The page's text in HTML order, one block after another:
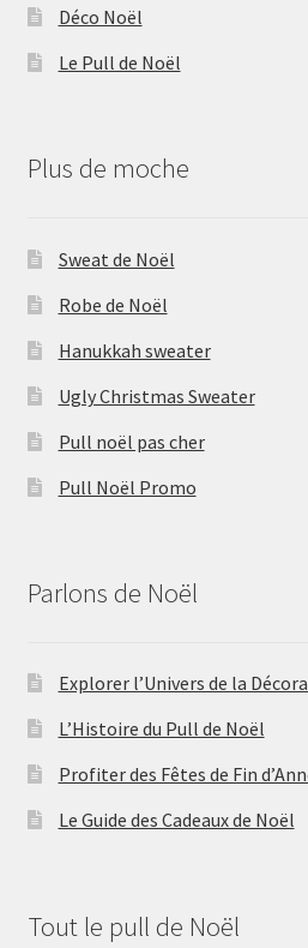
Déco Noël
Le Pull de Noël
Plus de moche
Sweat de Noël
Robe de Noël
Hanukkah sweater
Ugly Christmas Sweater
Pull noël pas cher
Pull Noël Promo
Parlons de Noël
Explorer l’Univers de la
L’Histoire du Pull de Noël
Profiter des Fêtes de Fin
Le Guide des Cadeaux de Noël
Tout le pull de Noël